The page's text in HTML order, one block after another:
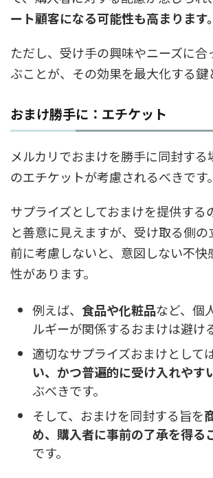
ート顧客になる可能性も高まります。
ただし、受け手の興味やニーズに
ぶことが、その効果を最大化する鍵
おまけ勝手に：エチケット
メルカリでおまけを勝手に同封す
のエチケットが考慮されるべきです。
サプライズとしておまけを提供する
と善意に見えますが、受け取る側
前に考慮しないと、意図しない不快
性があります。
例えば、 食品や化粧品など、個
ルギーが関係するおまけは避け
適切なサプライズおまけとしては
い、かつ普遍的に受け入れやす
ぶべきです。
そして、おまけを同封する旨を
め、購入者に事前の了承を得る
です。